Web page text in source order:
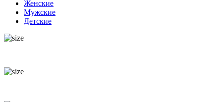
Женские
Мужские
Детские